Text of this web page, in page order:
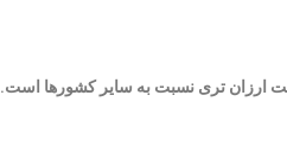
ارزان تری نسبت به سایر کشورها است.